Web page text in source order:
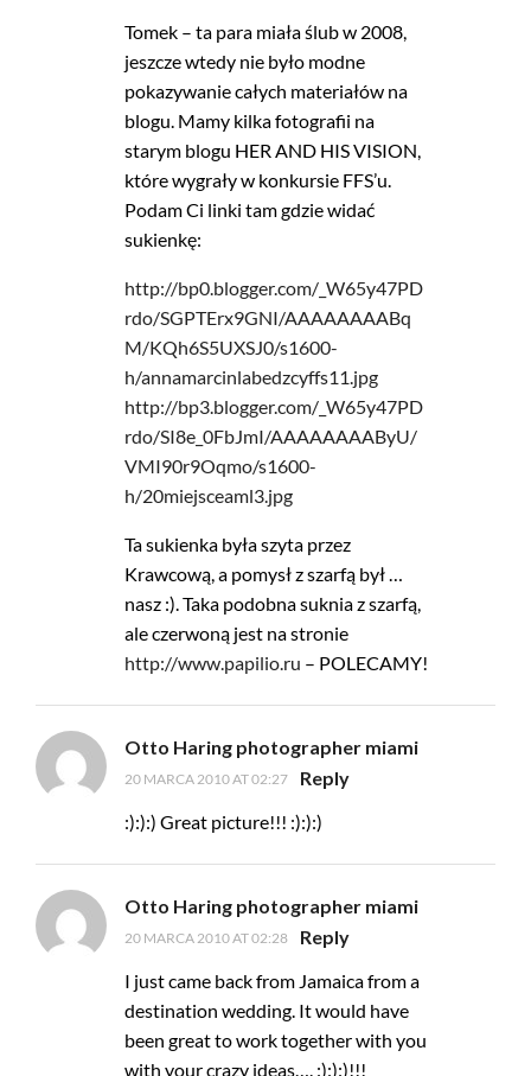
Tomek – ta para miała ślub w 2008,
jeszcze wtedy nie było modne
pokazywanie całych materiałów na
blogu. Mamy kilka fotografii na
starym blogu HER AND HIS VISION,
które wygrały w konkursie FFS’u.
Podam Ci linki tam gdzie widać
sukienkę:
http://bp0.blogger.com/_W65y47PD
rdo/SGPTErx9GNI/AAAAAAAABq
M/KQh6S5UXSJ0/s1600-
h/annamarcinlabedzcyffs11.jpg
http://bp3.blogger.com/_W65y47PD
rdo/SI8e_0FbJmI/AAAAAAAAByU/
VMI90r9Oqmo/s1600-
h/20miejsceaml3.jpg
Ta sukienka była szyta przez
Krawcową, a pomysł z szarfą był …
nasz :). Taka podobna suknia z szarfą,
ale czerwoną jest na stronie
http://www.papilio.ru – POLECAMY!
Otto Haring photographer miami
20 MARCA 2010 AT 02:27
Reply
:):):) Great picture!!! :):):)
Otto Haring photographer miami
20 MARCA 2010 AT 02:28
Reply
I just came back from Jamaica from a
destination wedding. It would have
been great to work together with you
with your crazy ideas…. :):):)!!!